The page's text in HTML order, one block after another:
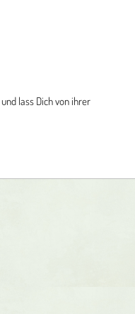
lass Dich von ihrer